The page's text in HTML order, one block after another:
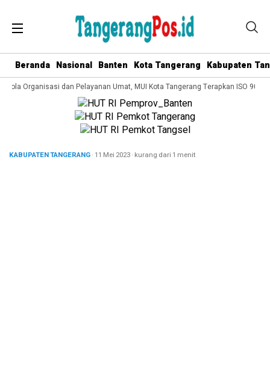
Beranda Nasional Banten Kota Tangerang Kabupaten
Organisasi dan Pelayanan Umat, MUI Kota Tangerang Terapkan ISO
KABUPATEN TANGERANG· 11 Mei 2023· kurang dari 1 menit